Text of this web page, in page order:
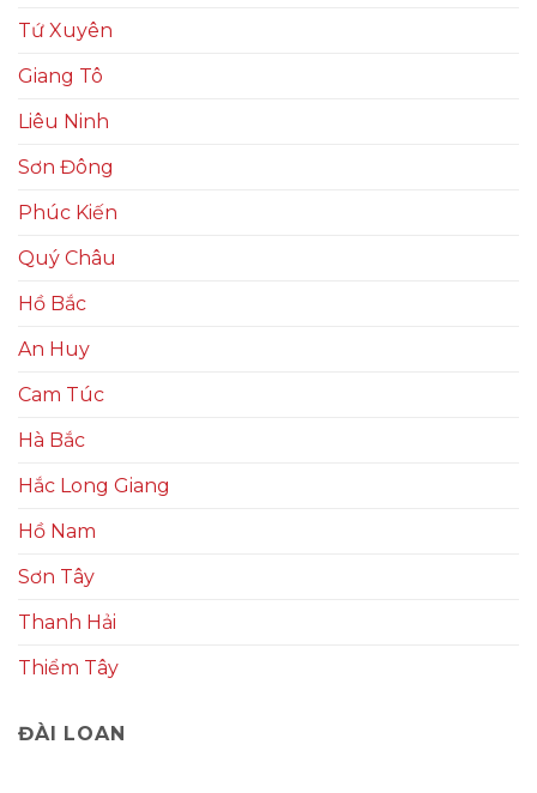
Tứ Xuyên
Giang Tô
Liêu Ninh
Sơn Đông
Phúc Kiến
Quý Châu
Hồ Bắc
An Huy
Cam Túc
Hà Bắc
Hắc Long Giang
Hồ Nam
Sơn Tây
Thanh Hải
Thiểm Tây
ĐÀI LOAN